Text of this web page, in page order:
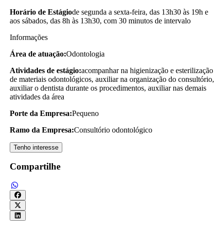
Horário de Estágiode segunda a sexta-feira, das 13h30 às 19h e
aos sábados, das 8h às 13h30, com 30 minutos de intervalo
Informações
Área de atuação:Odontologia
Atividades de estágio:acompanhar na higienização e esterilização
de materiais odontológicos, auxiliar na organização do consultório,
auxiliar o dentista durante os procedimentos, auxiliar nas demais
atividades da área
Porte da Empresa:Pequeno
Ramo da Empresa:Consultório odontológico
Tenho interesse
Compartilhe